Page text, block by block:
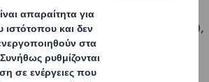
είναι ένας νέος τρόπος σχεδιασμού,
αξίας που ωφελεί τις
και το περιβάλλον. Ο